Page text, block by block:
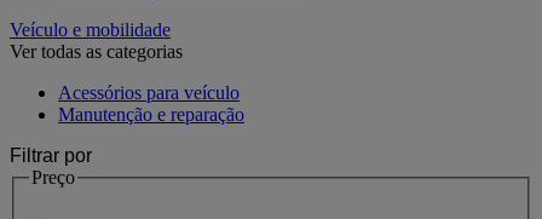
Veículo e mobilidade
Ver todas as categorias
Acessórios para veículo
Manutenção e reparação
Filtrar por
Preço